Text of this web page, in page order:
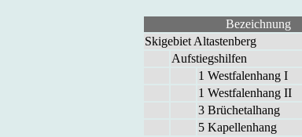
Be­zeich­nung
Ski­ge­biet Alt­as­ten­berg
Auf­stiegs­hil­fen
1 West­fa­len­hang I
1 West­fa­len­hang II
3 Brü­che­tal­hang
5 Ka­pel­len­hang